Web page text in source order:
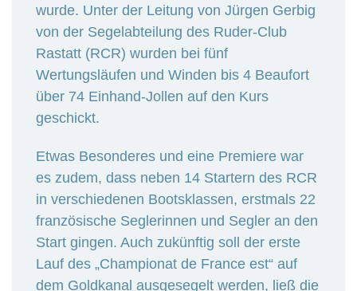
wurde. Unter der Leitung von Jürgen Gerbig
von der Segelabteilung des Ruder-Club
Rastatt (RCR) wurden bei fünf
Wertungsläufen und Winden bis 4 Beaufort
über 74 Einhand-Jollen auf den Kurs
geschickt.
Etwas Besonderes und eine Premiere war
es zudem, dass neben 14 Startern des RCR
in verschiedenen Bootsklassen, erstmals 22
französische Seglerinnen und Segler an den
Start gingen. Auch zukünftig soll der erste
Lauf des „Championat de France est“ auf
dem Goldkanal ausgesegelt werden, ließ die